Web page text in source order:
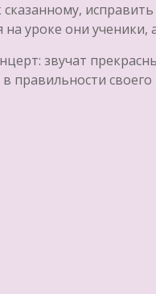
уроке они ученики,
звучат
правильности